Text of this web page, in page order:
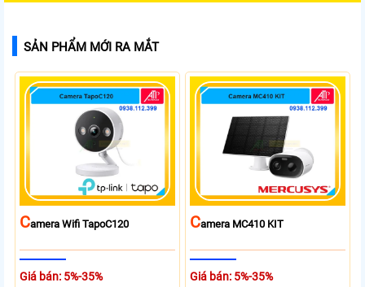
SẢN PHẨM MỚI RA MẮT
CAmera Wifi TapoC120
Giá bán: 5%-35%
CAmera MC410 KIT
Giá bán: 5%-35%